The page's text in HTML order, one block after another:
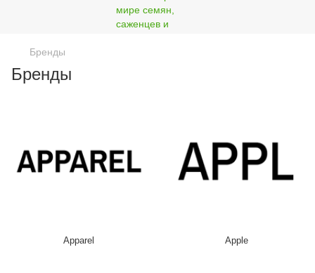
Бренды
Бренды
Apparel Apple